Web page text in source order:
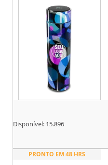
Disponível: 15.896
PRONTO EM 48 HRS